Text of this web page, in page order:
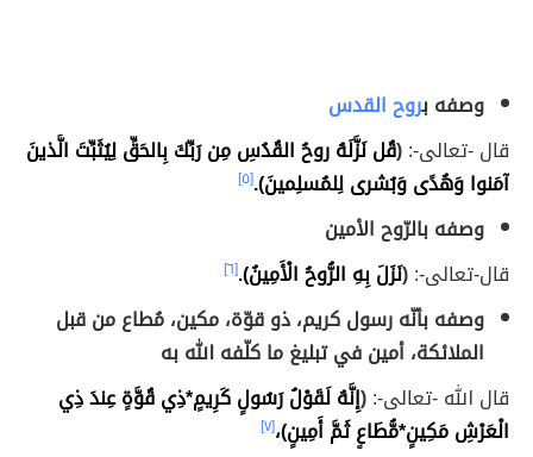
وصفه بروح القدس
قال -تعالى-:(قُل نَزَّلَهُ روحُ القُدُسِ مِن رَبِّكَ بِالحَقِّ لِيُثَبِّتَ الَّذينَ
آمَنوا وَهُدًى وَبُشرى لِلمُسلِمينَ).[٥]
وصفه بالرّوح الأمين
قال-تعالى-:(نَزَلَ بِهِ الرُّوحُ الْأَمِينُ).[٦]
وصفه بأنّه رسول كريم، ذو قوّة، مكين، مُطاع من قبل
الملائكة، أمين في تبليغ ما كلّفه الله به
قال الله -تعالى-:(إِنَّهُ لَقَوْلُ رَسُولٍ كَرِيمٍ*ذِي قُوَّةٍ عِندَ ذِي
الْعَرْشِ مَكِينٍ*مُّطَاعٍ ثَمَّ أَمِينٍ)،[٧]